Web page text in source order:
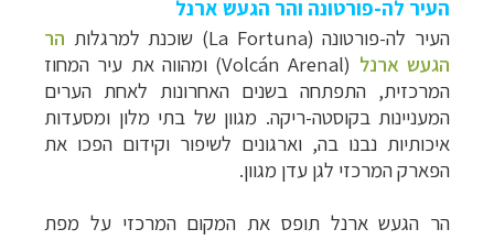
העיר לה-פורטונה והר הגעש ארנל
העיר לה-פורטונה (La Fortuna) שוכנת למרגלות
הר
הגעש ארנל
(Volcán Arenal) ומהווה את עיר המחוז
המרכזית, התפתחה בשנים האחרונות לאחת הערים
המעניינות בקוסטה-ריקה. מגוון של בתי מלון ומסעדות
איכותיות נבנו בה, וארגונים לשיפור וקידום הפכו את
הפארק המרכזי לגן עדן מגוון.
הר הגעש ארנל תופס את המקום המרכזי על מפת